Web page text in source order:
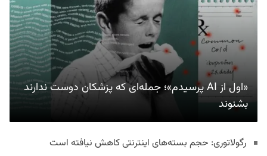
«اول از AI پرسیدم»؛ جمله‌ای که پزشکان دوست ندارند
بشنوند
رگولاتوری: حجم بسته‌های اینترنتی کاهش نیافته است